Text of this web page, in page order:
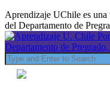
Aprendizaje UChile es una
del Departamento de